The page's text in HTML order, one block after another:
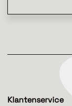
Klantenservice